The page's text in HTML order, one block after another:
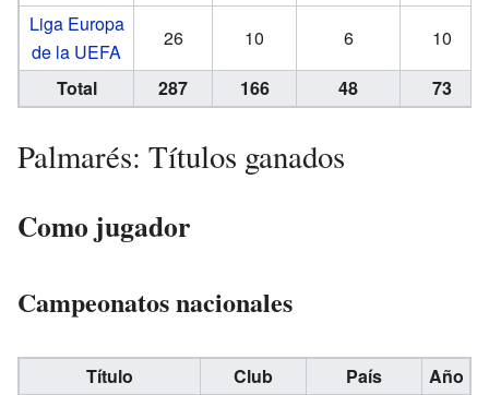
Liga Europa
de la UEFA
26 10 6
10
Total
287 166 48 73
Palmarés: Títulos ganados
Como jugador
Campeonatos nacionales
Título Club País
Año